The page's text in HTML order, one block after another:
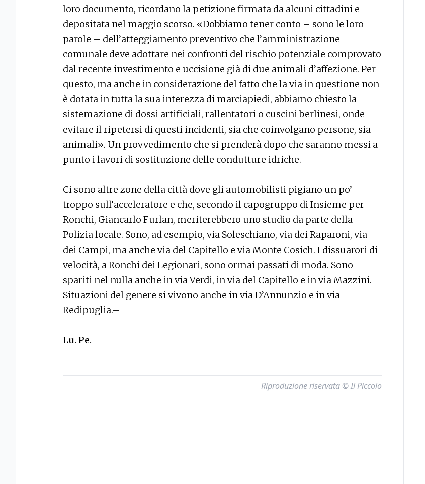
loro documento, ricordano la petizione firmata da alcuni cittadini e
depositata nel maggio scorso. «Dobbiamo tener conto – sono le loro
parole – dell’atteggiamento preventivo che l’amministrazione
comunale deve adottare nei confronti del rischio potenziale comprovato
dal recente investimento e uccisione già di due animali d’affezione. Per
questo, ma anche in considerazione del fatto che la via in questione non
è dotata in tutta la sua interezza di marciapiedi, abbiamo chiesto la
sistemazione di dossi artificiali, rallentatori o cuscini berlinesi, onde
evitare il ripetersi di questi incidenti, sia che coinvolgano persone, sia
animali». Un provvedimento che si prenderà dopo che saranno messi a
punto i lavori di sostituzione delle condutture idriche.
Ci sono altre zone della città dove gli automobilisti pigiano un po’
troppo sull’acceleratore e che, secondo il capogruppo di Insieme per
Ronchi, Giancarlo Furlan, meriterebbero uno studio da parte della
Polizia locale. Sono, ad esempio, via Soleschiano, via dei Raparoni, via
dei Campi, ma anche via del Capitello e via Monte Cosich. I dissuarori di
velocità, a Ronchi dei Legionari, sono ormai passati di moda. Sono
spariti nel nulla anche in via Verdi, in via del Capitello e in via Mazzini.
Situazioni del genere si vivono anche in via D’Annunzio e in via
Redipuglia.–
Lu. Pe.
Riproduzione riservata © Il Piccolo